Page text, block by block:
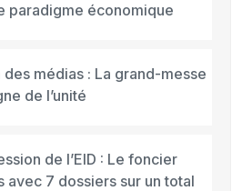
paradigme économique
médias : La grand-messe
de l’unité
de l’EID : Le foncier
avec 7 dossiers sur un total